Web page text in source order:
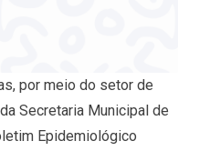
por meio do setor de
Secretaria Municipal de
Epidemiológico